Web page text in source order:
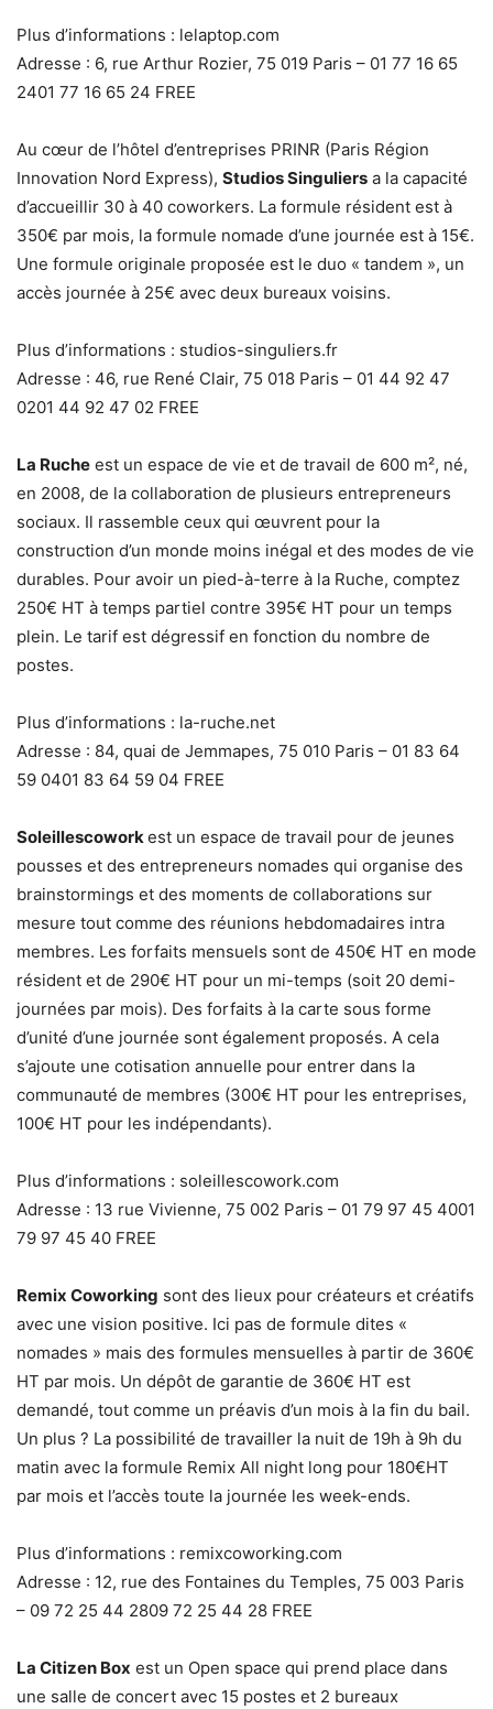
Plus d’informations : lelaptop.com
Adresse : 6, rue Arthur Rozier, 75 019 Paris – 01 77 16 65
2401 77 16 65 24 FREE
Au cœur de l’hôtel d’entreprises PRINR (Paris Région
Innovation Nord Express), Studios Singuliers a la capacité
d’accueillir 30 à 40 coworkers. La formule résident est à
350€ par mois, la formule nomade d’une journée est à 15€.
Une formule originale proposée est le duo « tandem », un
accès journée à 25€ avec deux bureaux voisins.
Plus d’informations : studios-singuliers.fr
Adresse : 46, rue René Clair, 75 018 Paris – 01 44 92 47
0201 44 92 47 02 FREE
La Ruche est un espace de vie et de travail de 600 m², né,
en 2008, de la collaboration de plusieurs entrepreneurs
sociaux. Il rassemble ceux qui œuvrent pour la
construction d’un monde moins inégal et des modes de vie
durables. Pour avoir un pied-à-terre à la Ruche, comptez
250€ HT à temps partiel contre 395€ HT pour un temps
plein. Le tarif est dégressif en fonction du nombre de
postes.
Plus d’informations : la-ruche.net
Adresse : 84, quai de Jemmapes, 75 010 Paris – 01 83 64
59 0401 83 64 59 04 FREE
Soleillescoworkest un espace de travail pour de jeunes
pousses et des entrepreneurs nomades qui organise des
brainstormings et des moments de collaborations sur
mesure tout comme des réunions hebdomadaires intra
membres. Les forfaits mensuels sont de 450€ HT en mode
résident et de 290€ HT pour un mi-temps (soit 20 demi-
journées par mois). Des forfaits à la carte sous forme
d’unité d’une journée sont également proposés. A cela
s’ajoute une cotisation annuelle pour entrer dans la
communauté de membres (300€ HT pour les entreprises,
100€ HT pour les indépendants).
Plus d’informations : soleillescowork.com
Adresse : 13 rue Vivienne, 75 002 Paris – 01 79 97 45 4001
79 97 45 40 FREE
Remix Coworking sont des lieux pour créateurs et créatifs
avec une vision positive. Ici pas de formule dites «
nomades » mais des formules mensuelles à partir de 360€
HT par mois. Un dépôt de garantie de 360€ HT est
demandé, tout comme un préavis d’un mois à la fin du bail.
Un plus ? La possibilité de travailler la nuit de 19h à 9h du
matin avec la formule Remix All night long pour 180€HT
par mois et l’accès toute la journée les week-ends.
Plus d’informations : remixcoworking.com
Adresse : 12, rue des Fontaines du Temples, 75 003 Paris
– 09 72 25 44 2809 72 25 44 28 FREE
La Citizen Box est un Open space qui prend place dans
une salle de concert avec 15 postes et 2 bureaux